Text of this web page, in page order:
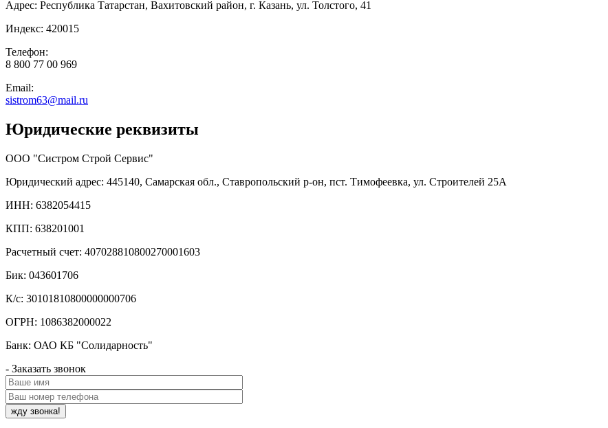
Адрес: Республика Татарстан, Вахитовский район, г. Казань, ул. Толстого, 41
Индекс: 420015
Телефон:
8 800 77 00 969
Email:
sistrom63@mail.ru
Юридические реквизиты
ООО "Систром Строй Сервис"
Юридический адрес: 445140, Самарская обл., Ставропольский р-он, пст. Тимофеевка, ул. Строителей 25А
ИНН: 6382054415
КПП: 638201001
Расчетный счет: 407028810800270001603
Бик: 043601706
К/с: 30101810800000000706
ОГРН: 1086382000022
Банк: ОАО КБ "Солидарность"
- Заказать звонок